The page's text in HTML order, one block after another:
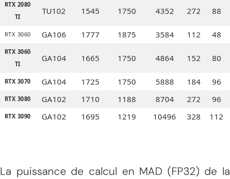
RTX 2080
TI
TU102 1545 1750 4352 272 88
RTX 3060 GA106 1777 1875 3584 112 48
RTX 3060
TI
GA104 1665 1750 4864 152 80
RTX 3070 GA104 1725 1750 5888 184 96
RTX 3080 GA102 1710 1188 8704 272 96
RTX 3090 GA102 1695 1219 10496 328 112
La puissance de calcul en MAD (FP32) de la